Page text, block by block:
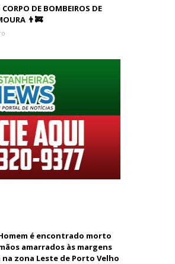
DE BOMBEIROS DE
👨‍🚒
Homem é encontrado morto
amarrados às margens
zona Leste de Porto Velho